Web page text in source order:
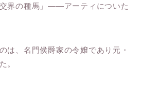
交界の種馬」――アーティについた
は、名門侯爵家の令嬢であり元・
。